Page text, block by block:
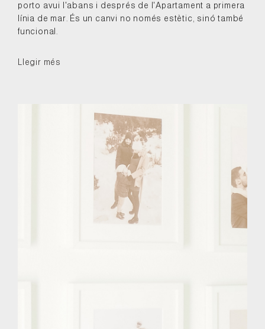
porto avui l'abans i després de l'Apartament a primera
línia de mar. És un canvi no només estètic, sinó també
funcional.
Llegir més